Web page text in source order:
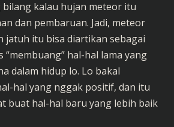
bilang kalau hujan meteor itu
dan pembaruan. Jadi, meteor
jatuh itu bisa diartikan sebagai
hal-hal lama yang
dalam hidup lo. Lo bakal
hal yang nggak positif, dan itu
buat hal-hal baru yang lebih baik